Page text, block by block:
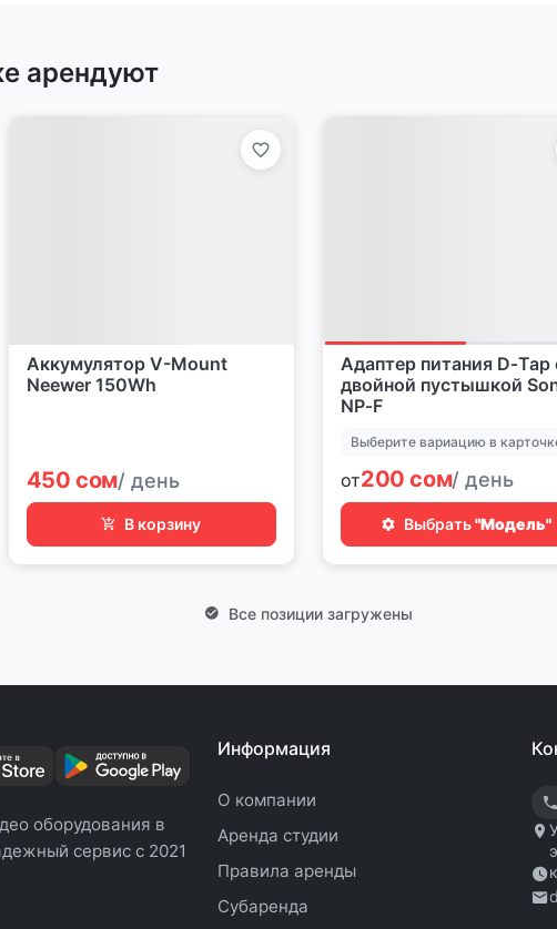
арендуют
Аккумулятор V-Mount
Neewer 150Wh
450 сом/ день
В корзину
Адаптер питания D‑Tap
двойной пустышкой
NP‑F
от200 сом/ день
Выбрать"Модель"
Все позиции загружены
оборудования в
сервис с 2021
Информация
О компании
Аренда студии
Правила аренды
Субаренда